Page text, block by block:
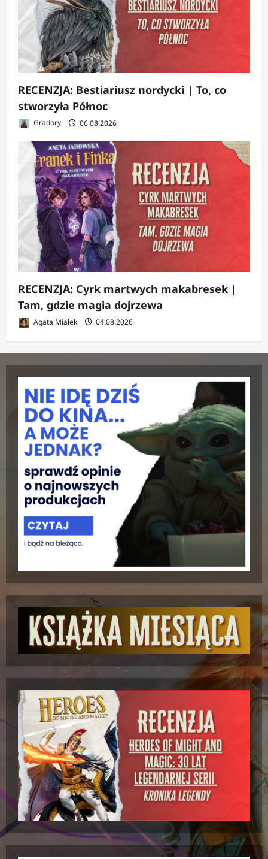
RECENZJA: Bestiariusz nordycki | To, co
stworzyła Północ
Gradory 06.08.2026
RECENZJA: Cyrk martwych makabresek |
Tam, gdzie magia dojrzewa
Agata Miałek 04.08.2026